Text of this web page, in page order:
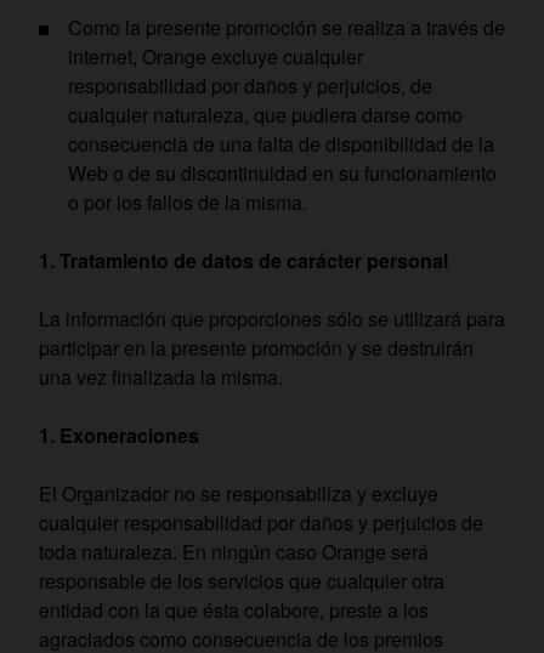
Como la presente promoción se realiza a través de
internet, Orange excluye cualquier
responsabilidad por daños y perjuicios, de
cualquier naturaleza, que pudiera darse como
consecuencia de una falta de disponibilidad de la
Web o de su discontinuidad en su funcionamiento
o por los fallos de la misma.
Tratamiento de datos de carácter personal
La información que proporciones sólo se utilizará para
participar en la presente promoción y se destruirán
una vez finalizada la misma.
Exoneraciones
El Organizador no se responsabiliza y excluye
cualquier responsabilidad por daños y perjuicios de
toda naturaleza. En ningún caso Orange será
responsable de los servicios que cualquier otra
entidad con la que ésta colabore, preste a los
agraciados como consecuencia de los premios